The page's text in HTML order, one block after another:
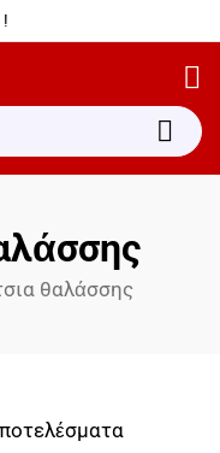
θαλάσσης